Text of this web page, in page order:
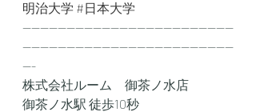
明治大学 #日本大学
------------------------------------------------
------------------------------------------------
---
株式会社ルーム　御茶ノ水店
御茶ノ水駅 徒歩10秒